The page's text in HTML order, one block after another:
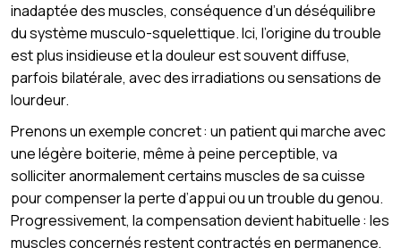
inadaptée des muscles, conséquence d’un déséquilibre
du système musculo-squelettique. Ici, l’origine du trouble
est plus insidieuse et la douleur est souvent diffuse,
parfois bilatérale, avec des irradiations ou sensations de
lourdeur.
Prenons un exemple concret : un patient qui marche avec
une légère boiterie, même à peine perceptible, va
solliciter anormalement certains muscles de sa cuisse
pour compenser la perte d’appui ou un trouble du genou.
Progressivement, la compensation devient habituelle : les
muscles concernés restent contractés en permanence,